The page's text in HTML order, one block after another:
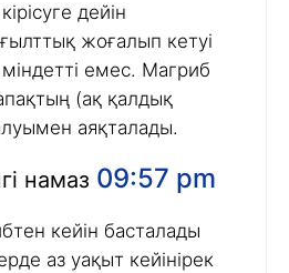
дейін
жоғалып кетуі
емес. Магриб
(ақ қалдық
аяқталады.
намаз 09:57 pm
кейін басталады
аз уақыт кейінірек